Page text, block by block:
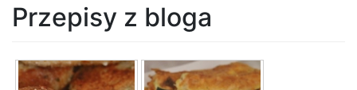
Przepisy z bloga